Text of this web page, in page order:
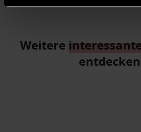
Weitere
entdecken